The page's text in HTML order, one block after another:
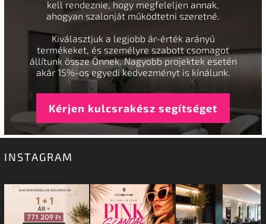
kell rendeznie, hogy megfeleljen annak,
ahogyan szalonját működtetni szeretné.
Kiválasztjuk a legjobb ár-érték arányú
termékeket, és személyre szabott csomagot
állítunk össze Önnek. Nagyobb projektek esetén
akár 15%-os egyedi kedvezményt is kínálunk.
Kérjen kulcsrakész segítséget
INSTAGRAM